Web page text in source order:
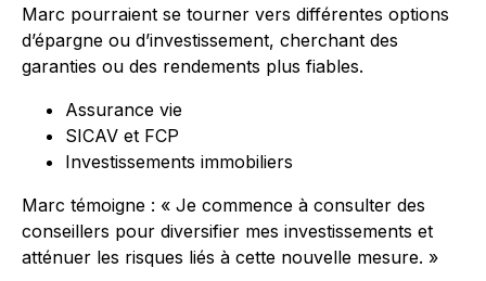
Marc pourraient se tourner vers différentes options
d’épargne ou d’investissement, cherchant des
garanties ou des rendements plus fiables.
Assurance vie
SICAV et FCP
Investissements immobiliers
Marc témoigne : « Je commence à consulter des
conseillers pour diversifier mes investissements et
atténuer les risques liés à cette nouvelle mesure. »